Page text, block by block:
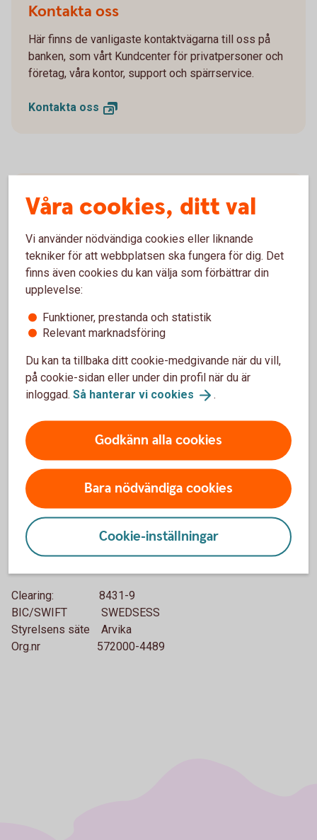
Kontakta oss
Här finns de vanligaste kontaktvägarna till oss på
banken, som vårt Kundcenter för privatpersoner och
företag, våra kontor, support och spärrservice.
Kontakta oss
Ekonomisk information
Finansiell information
Använd våra tjänster säkert
Läs mer om bankens säkerhetslösningar och ta del
av våra tips och råd näder gäller säker identifiering.
rapportera phishing och få spärrhjälp.
Säkerhet
Clearing: 8431-9
BIC/SWIFT SWEDSESS
Styrelsens säte Arvika
Org.nr 572000-4489
Våra cookies, ditt val
Vi använder nödvändiga cookies eller liknande
tekniker för att webbplatsen ska fungera för dig. Det
finns även cookies du kan välja som förbättrar din
upplevelse:
Funktioner, prestanda och statistik
Relevant marknadsföring
Du kan ta tillbaka ditt cookie-medgivande när du vill,
på cookie-sidan eller under din profil när du är
inloggad. Så hanterar vi cookies .
Godkänn alla cookies
Bara nödvändiga cookies
Cookie-inställningar